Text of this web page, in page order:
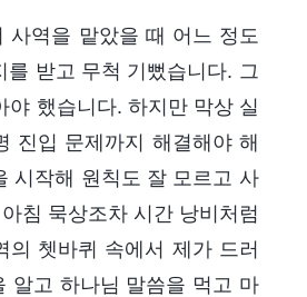
사역을 맡았을 때 어느 정도
받고 무척 기뻤습니다. 그
했습니다. 하지만 막상 실
진입 문제까지 해결해야 해
시작해 원칙도 잘 모르고 사
침 묵상조차 시간 낭비처럼
쳇바퀴 속에서 제가 드러
알고 하나님 말씀을 먹고 마